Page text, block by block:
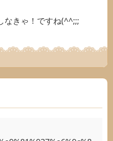
なきゃ！ですね(^^;;;